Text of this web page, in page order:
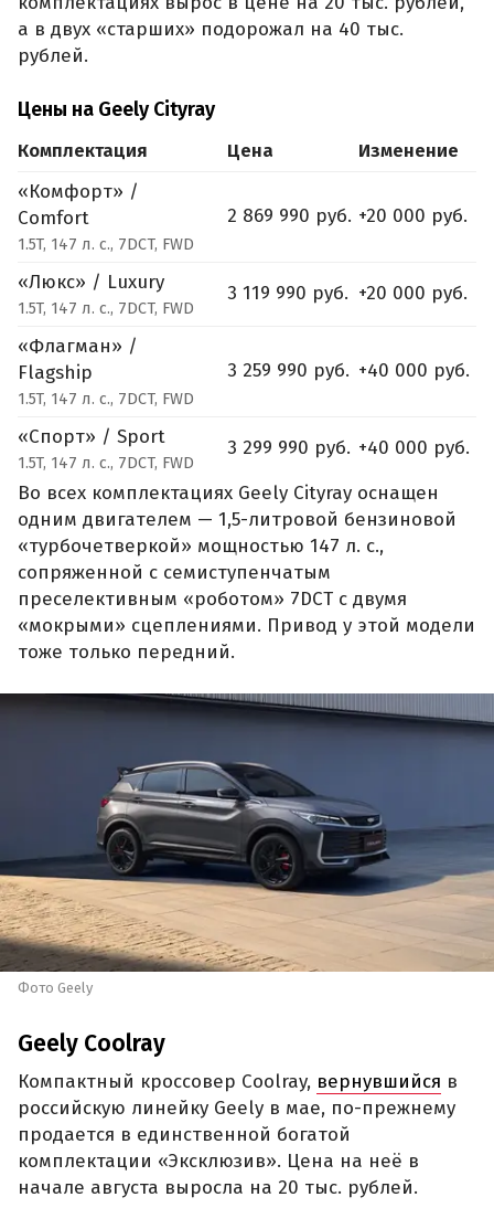
а в двух «старших» подорожал на 40 тыс.
рублей.
Цены на Geely Cityray
Комплектация Цена
Изменение
«Комфорт» /
Comfort
1.5T, 147 л. с., 7DCT, FWD
2 869 990 руб. +20 000 руб.
«Люкс» / Luxury
1.5T, 147 л. с., 7DCT, FWD
3 119 990 руб. +20 000 руб.
«Флагман» /
Flagship
1.5T, 147 л. с., 7DCT, FWD
3 259 990 руб. +40 000 руб.
«Спорт» / Sport
1.5T, 147 л. с., 7DCT, FWD
3 299 990 руб. +40 000 руб.
Во всех комплектациях Geely Cityray оснащен
одним двигателем — 1,5-литровой бензиновой
«турбочетверкой» мощностью 147 л. с.,
сопряженной с семиступенчатым
преселективным «роботом» 7DCT с двумя
«мокрыми» сцеплениями. Привод у этой модели
тоже только передний.
Фото Geely
Geely Coolray
Компактный кроссовер Coolray, вернувшийся в
российскую линейку Geely в мае, по-прежнему
продается в единственной богатой
комплектации «Эксклюзив». Цена на неё в
начале августа выросла на 20 тыс. рублей.